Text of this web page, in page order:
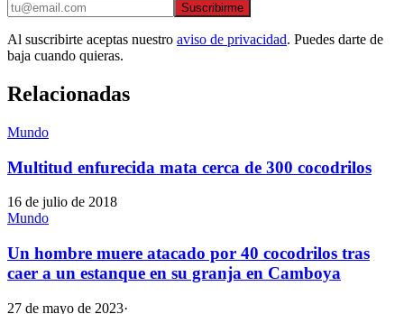
Suscribirme
Al suscribirte aceptas nuestro aviso de privacidad. Puedes darte de
baja cuando quieras.
Relacionadas
Mundo
Multitud enfurecida mata cerca de 300 cocodrilos
16 de julio de 2018
Mundo
Un hombre muere atacado por 40 cocodrilos tras
caer a un estanque en su granja en Camboya
27 de mayo de 2023·